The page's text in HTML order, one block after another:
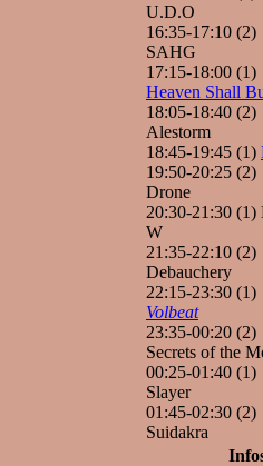
U.D.O
16:35-17:10 (2)
SAHG
17:15-18:00 (1)
Heaven Shall
18:05-18:40 (2)
Alestorm
18:45-19:45 (1)
19:50-20:25 (2)
Drone
20:30-21:30 (1)
W
21:35-22:10 (2)
Debauchery
22:15-23:30 (1)
Volbeat
23:35-00:20 (2)
Secrets of the
00:25-01:40 (1)
Slayer
01:45-02:30 (2)
Suidakra